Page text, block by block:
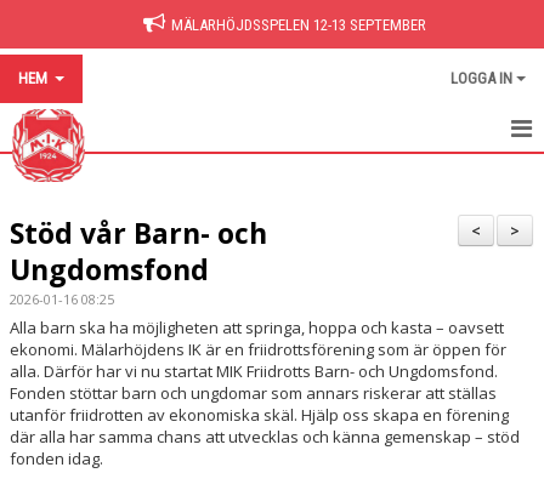
MÄLARHÖJDSSPELEN 12-13 SEPTEMBER
HEM LOGGA IN
HEM
NYHETER
BILDGALLERI
DOKUMENT
HITTA PÅ SIDAN
>
<
Stöd vår Barn- och
Ungdomsfond
2026-01-16 08:25
Alla barn ska ha möjligheten att springa, hoppa och kasta – oavsett
ekonomi. Mälarhöjdens IK är en friidrottsförening som är öppen för
alla. Därför har vi nu startat MIK Friidrotts Barn- och Ungdomsfond.
Fonden stöttar barn och ungdomar som annars riskerar att ställas
utanför friidrotten av ekonomiska skäl. Hjälp oss skapa en förening
där alla har samma chans att utvecklas och känna gemenskap – stöd
fonden idag.